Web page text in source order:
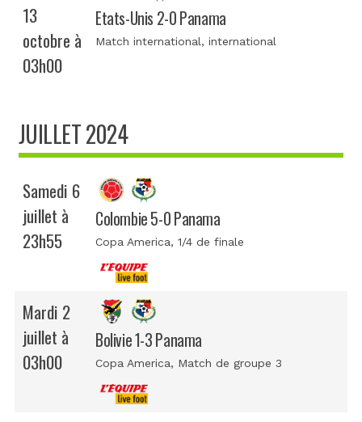
13
octobre à
03h00
Etats-Unis 2-0 Panama
Match international, international
JUILLET 2024
Samedi 6
juillet à
23h55
Colombie 5-0 Panama
Copa America, 1/4 de finale
Mardi 2
juillet à
03h00
Bolivie 1-3 Panama
Copa America, Match de groupe 3